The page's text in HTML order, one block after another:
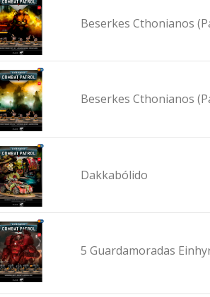
Beserkes Cthonianos
Beserkes Cthonianos
Dakkabólido
5 Guardamoradas